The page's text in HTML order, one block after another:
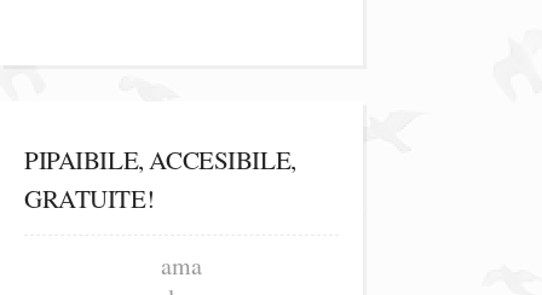
PIPAIBILE, ACCESIBILE,
GRATUITE!
ama